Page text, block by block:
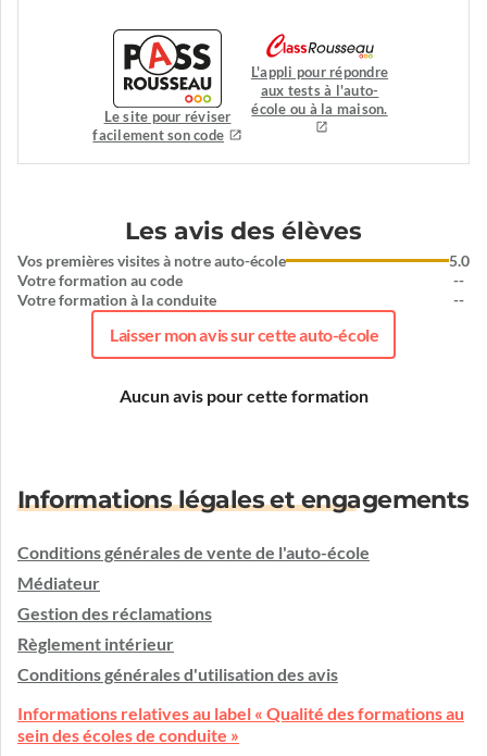
Le site pour réviser
facilement son code
L'appli pour répondre
aux tests à l'auto-
école ou à la maison.
Les avis des élèves
Vos premières visites à notre auto-école
Votre formation au code
Votre formation à la conduite
5.0
--
--
Laisser mon avis sur cette auto-école
Aucun avis pour cette formation
Informations légales et engagements
Conditions générales de vente de l'auto-école
Médiateur
Gestion des réclamations
Règlement intérieur
Conditions générales d'utilisation des avis
Informations relatives au label « Qualité des formations au
sein des écoles de conduite »